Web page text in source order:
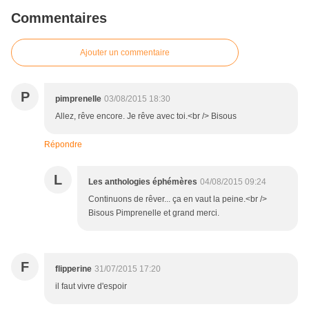
Commentaires
Ajouter un commentaire
P pimprenelle 03/08/2015 18:30
Allez, rêve encore. Je rêve avec toi.<br /> Bisous
Répondre
L Les anthologies éphémères 04/08/2015 09:24
Continuons de rêver... ça en vaut la peine.<br />
Bisous Pimprenelle et grand merci.
F flipperine 31/07/2015 17:20
il faut vivre d'espoir